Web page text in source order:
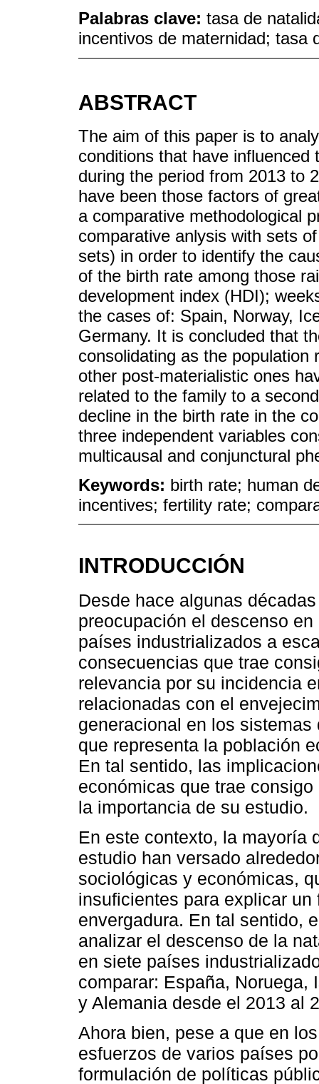
Palabras clave: tasa de
incentivos de maternidad; tasa
ABSTRACT
The aim of this paper is to
conditions that have
during the period from 2013 to
have been those factors of
a comparative methodological
comparative anlysis with sets
sets) in order to identify the
of the birth rate among those
development index (HDI);
the cases of: Spain, Norway,
Germany. It is concluded that
consolidating as the
other post-materialistic ones
related to the family to a
decline in the birth rate in the
three independent variables
multicausal and conjunctural
Keywords: birth rate; human
incentives; fertility rate;
INTRODUCCIÓN
Desde hace algunas
preocupación el descenso
países industrializados a
consecuencias que trae
relevancia por su incidencia
relacionadas con el
generacional en los
que representa la población
En tal sentido, las
económicas que trae
la importancia de su estudio.
En este contexto, la mayoría
estudio han versado
sociológicas y económicas,
insuficientes para explicar
envergadura. En tal sentido,
analizar el descenso de la
en siete países
comparar: España, Noruega,
y Alemania desde el 2013 al
Ahora bien, pese a que en
esfuerzos de varios países
formulación de políticas